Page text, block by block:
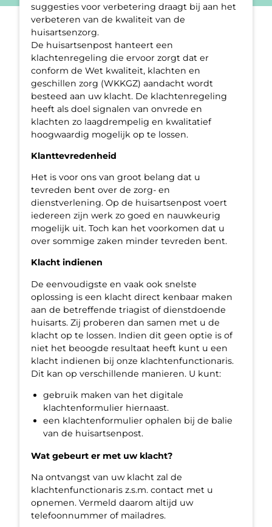
suggesties voor verbetering draagt bij aan het
verbeteren van de kwaliteit van de
huisartsenzorg.
De huisartsenpost hanteert een
klachtenregeling die ervoor zorgt dat er
conform de Wet kwaliteit, klachten en
geschillen zorg (WKKGZ) aandacht wordt
besteed aan uw klacht. De klachtenregeling
heeft als doel signalen van onvrede en
klachten zo laagdrempelig en kwalitatief
hoogwaardig mogelijk op te lossen.
Klanttevredenheid
Het is voor ons van groot belang dat u
tevreden bent over de zorg- en
dienstverlening. Op de huisartsenpost voert
iedereen zijn werk zo goed en nauwkeurig
mogelijk uit. Toch kan het voorkomen dat u
over sommige zaken minder tevreden bent.
Klacht indienen
De eenvoudigste en vaak ook snelste
oplossing is een klacht direct kenbaar maken
aan de betreffende triagist of dienstdoende
huisarts. Zij proberen dan samen met u de
klacht op te lossen. Indien dit geen optie is of
niet het beoogde resultaat heeft kunt u een
klacht indienen bij onze klachtenfunctionaris.
Dit kan op verschillende manieren. U kunt:
gebruik maken van het digitale
klachtenformulier hiernaast.
een klachtenformulier ophalen bij de balie
van de huisartsenpost.
Wat gebeurt er met uw klacht?
Na ontvangst van uw klacht zal de
klachtenfunctionaris z.s.m. contact met u
opnemen. Vermeld daarom altijd uw
telefoonnummer of mailadres.